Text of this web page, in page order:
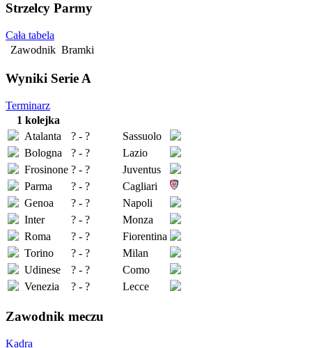
Strzelcy Parmy
Cała tabela
Zawodnik Bramki
Wyniki Serie A
Terminarz
1 kolejka
Atalanta
? - ?
Sassuolo
Bologna
? - ?
Lazio
Frosinone ? - ?
Juventus
Parma
? - ?
Cagliari
Genoa
? - ?
Napoli
Inter
? - ?
Monza
Roma
? - ?
Fiorentina
Torino
? - ?
Milan
Udinese
? - ?
Como
Venezia
? - ? Lecce
Zawodnik meczu
Kadra